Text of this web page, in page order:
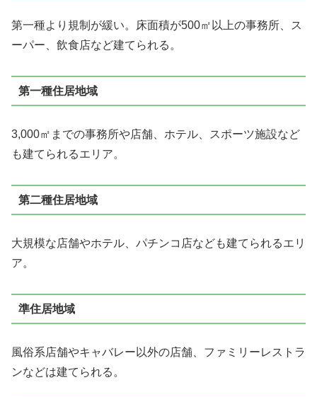
第一種より規制が緩い。床面積が500㎡以上の事務所、ス
ーパー、飲食店など建てられる。
第一種住居地域
3,000㎡までの事務所や店舗、ホテル、スポーツ施設など
も建てられるエリア。
第二種住居地域
大規模な店舗やホテル、パチンコ店なども建てられるエリ
ア。
準住居地域
風俗系店舗やキャバレー以外の店舗、ファミリーレストラ
ンなどは建てられる。